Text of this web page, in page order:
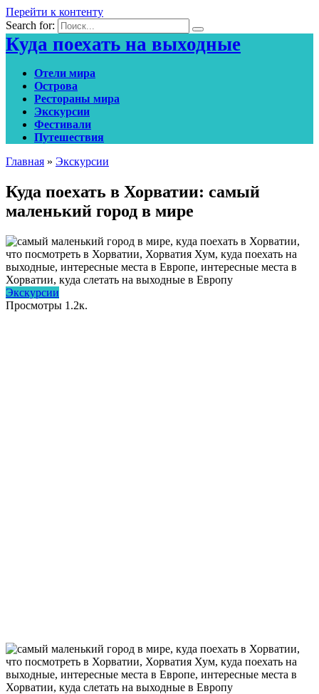
Перейти к контенту
Search for:
Куда поехать на выходные
Отели мира
Острова
Рестораны мира
Экскурсии
Фестивали
Путешествия
Главная » Экскурсии
Куда поехать в Хорватии: самый
маленький город в мире
Экскурсии
Просмотры 1.2к.